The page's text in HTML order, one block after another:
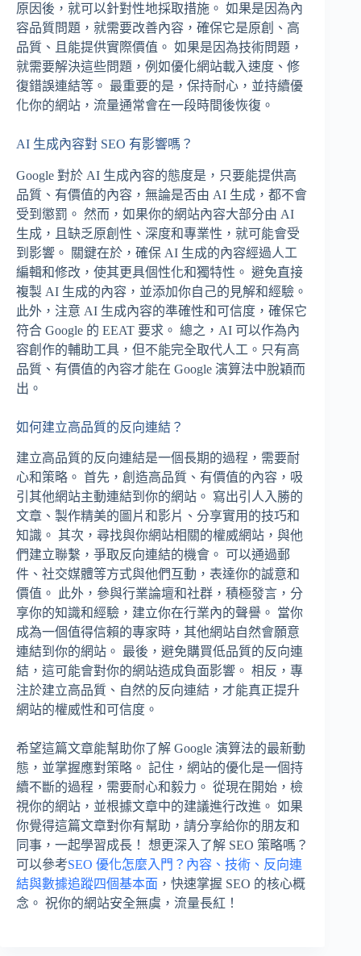
原因後，就可以針對性地採取措施。 如果是因為內
容品質問題，就需要改善內容，確保它是原創、高
品質、且能提供實際價值。 如果是因為技術問題，
就需要解決這些問題，例如優化網站載入速度、修
復錯誤連結等。 最重要的是，保持耐心，並持續優
化你的網站，流量通常會在一段時間後恢復。
AI 生成內容對 SEO 有影響嗎？
Google 對於 AI 生成內容的態度是，只要能提供高
品質、有價值的內容，無論是否由 AI 生成，都不會
受到懲罰。 然而，如果你的網站內容大部分由 AI
生成，且缺乏原創性、深度和專業性，就可能會受
到影響。 關鍵在於，確保 AI 生成的內容經過人工
編輯和修改，使其更具個性化和獨特性。 避免直接
複製 AI 生成的內容，並添加你自己的見解和經驗。
此外，注意 AI 生成內容的準確性和可信度，確保它
符合 Google 的 EEAT 要求。 總之，AI 可以作為內
容創作的輔助工具，但不能完全取代人工。只有高
品質、有價值的內容才能在 Google 演算法中脫穎而
出。
如何建立高品質的反向連結？
建立高品質的反向連結是一個長期的過程，需要耐
心和策略。 首先，創造高品質、有價值的內容，吸
引其他網站主動連結到你的網站。 寫出引人入勝的
文章、製作精美的圖片和影片、分享實用的技巧和
知識。 其次，尋找與你網站相關的權威網站，與他
們建立聯繫，爭取反向連結的機會。 可以通過郵
件、社交媒體等方式與他們互動，表達你的誠意和
價值。 此外，參與行業論壇和社群，積極發言，分
享你的知識和經驗，建立你在行業內的聲譽。 當你
成為一個值得信賴的專家時，其他網站自然會願意
連結到你的網站。 最後，避免購買低品質的反向連
結，這可能會對你的網站造成負面影響。 相反，專
注於建立高品質、自然的反向連結，才能真正提升
網站的權威性和可信度。
希望這篇文章能幫助你了解 Google 演算法的最新動
態，並掌握應對策略。 記住，網站的優化是一個持
續不斷的過程，需要耐心和毅力。 從現在開始，檢
視你的網站，並根據文章中的建議進行改進。 如果
你覺得這篇文章對你有幫助，請分享給你的朋友和
同事，一起學習成長！ 想更深入了解 SEO 策略嗎？
可以參考SEO 優化怎麼入門？內容、技術、反向連
結與數據追蹤四個基本面 ，快速掌握 SEO 的核心概
念。 祝你的網站安全無虞，流量長紅！